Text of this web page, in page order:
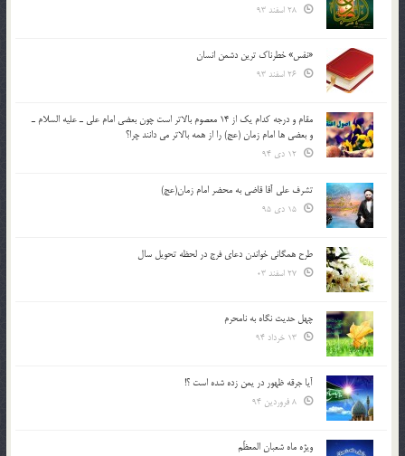
«نفس» خطرناک ترین دشمن انسان
مقام و درجه كدام يك از 14 معصوم بالاتر است چون بعضي امام علي ـ عليه السلام ـ
و بعضي ها امام زمان (عج) را از همه بالاتر مي دانند چرا؟
تشرف علي آقا قاضي به محضر امام زمان(عج)
طرح همگانی خواندن دعای فرج در لحظه تحویل سال
چهل حدیث نگاه به نامحرم
آیا جرقه ظهور در یمن زده شده است ؟!
ویژه ماه شعبان المعظّم